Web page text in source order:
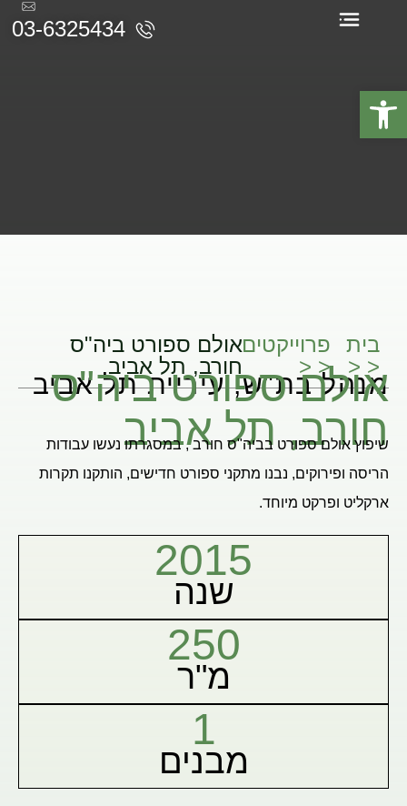
03-6325434
בית
< <
פרוייקטים
< <
אולם ספורט ביה"ס
חורב, תל אביב
מנהל בת"ש, עיריית תל אביב
אולם ספורט ביה"ס
חורב, תל אביב
שיפוץ אולם ספורט בביה"ס חורב , במסגרתו נעשו עבודות
הריסה ופירוקים, נבנו מתקני ספורט חדישים, הותקנו תקרות
ארקליט ופרקט מיוחד.
2015
שנה
250
מ"ר
1
מבנים
פתח סרגל נגישות